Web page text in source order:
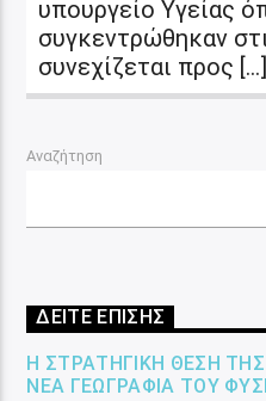
υπουργείο Υγείας
συγκεντρώθηκαν
συνεχίζεται προς […]
Αναζήτηση
ΔΕΙΤΕ ΕΠΙΣΗΣ
Η ΣΤΡΑΤΗΓΙΚΉ ΘΈΣΗ
ΝΈΑ ΓΕΩΓΡΑΦΊΑ ΤΟΥ